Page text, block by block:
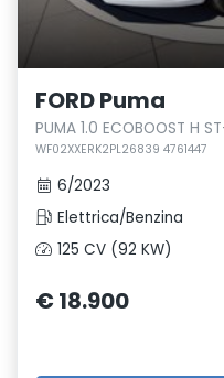
FORD Puma
PUMA 1.0 ECOBOOST H
WF02XXERK2PL26839 4761447
6/2023
Elettrica/Benzina
125 CV (92 KW)
€ 18.900